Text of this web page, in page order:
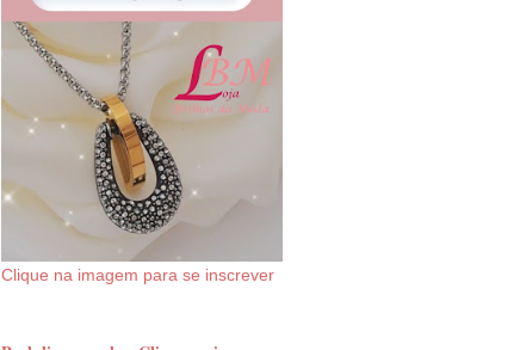
Clique na imagem para se inscrever